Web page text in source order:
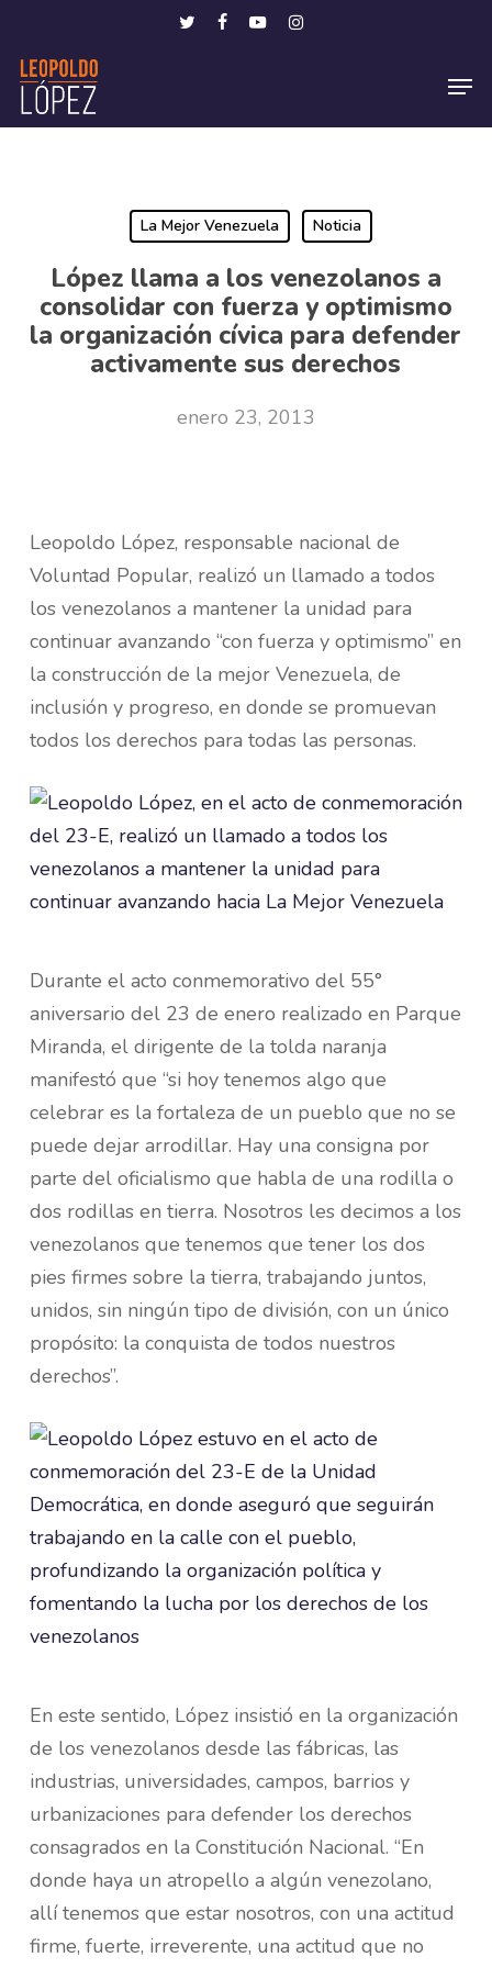
main
content
twitterfacebookyoutubeinstagram
La Mejor Venezuela Noticia
López llama a los venezolanos a
consolidar con fuerza y optimismo
la organización cívica para defender
activamente sus derechos
enero 23, 2013
Leopoldo López, responsable nacional de
Voluntad Popular, realizó un llamado a todos
los venezolanos a mantener la unidad para
continuar avanzando “con fuerza y optimismo” en
la construcción de la mejor Venezuela, de
inclusión y progreso, en donde se promuevan
todos los derechos para todas las personas.
Durante el acto conmemorativo del 55°
aniversario del 23 de enero realizado en Parque
Miranda, el dirigente de la tolda naranja
manifestó que “si hoy tenemos algo que
celebrar es la fortaleza de un pueblo que no se
puede dejar arrodillar. Hay una consigna por
parte del oficialismo que habla de una rodilla o
dos rodillas en tierra. Nosotros les decimos a los
venezolanos que tenemos que tener los dos
pies firmes sobre la tierra, trabajando juntos,
unidos, sin ningún tipo de división, con un único
propósito: la conquista de todos nuestros
derechos”.
En este sentido, López insistió en la organización
de los venezolanos desde las fábricas, las
industrias, universidades, campos, barrios y
urbanizaciones para defender los derechos
consagrados en la Constitución Nacional. “En
donde haya un atropello a algún venezolano,
allí tenemos que estar nosotros, con una actitud
firme, fuerte, irreverente, una actitud que no